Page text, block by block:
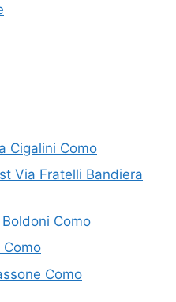
Cigalini Como
Via Fratelli Bandiera
Como
Como
Como